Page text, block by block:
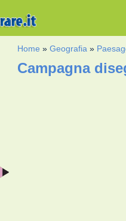
Home »Geografia »
Campagna